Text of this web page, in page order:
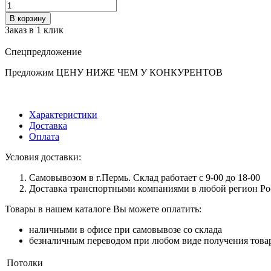
В корзину
Заказ в 1 клик
Спецпредложение
Предложим ЦЕНУ НИЖЕ ЧЕМ У КОНКУРЕНТОВ
Характеристики
Доставка
Оплата
Условия доставки:
Самовывозом в г.Пермь. Склад работает с 9-00 до 18-00
Доставка транспортными компаниями в любой регион
Товары в нашем каталоге Вы можете оплатить:
наличными в офисе при самовывозе со склада
безналичным переводом при любом виде получения
Потолки